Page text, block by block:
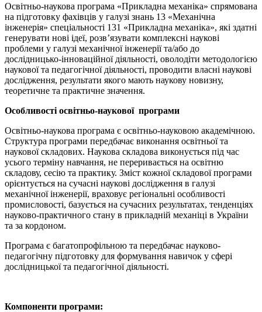
Освітньо-наукова програма «Прикладна механіка» спрямована
на підготовку фахівців у галузі знань 13 «Механічна
інженерія» спеціальності 131 «Прикладна механіка», які здатні
генерувати нові ідеї, розв’язувати комплексні наукові
проблеми у галузі механічної інженерії та/або до
дослідницько-інноваційної діяльності, оволодіти методологією
наукової та педагогічної діяльності, проводити власні наукові
дослідження, результати якого мають наукову новизну,
теоретичне та практичне значення.
Особливості освітньо-наукової програми
Освітньо-наукова програма є освітньо-науковою академічною.
Структура програми передбачає виконання освітньої та
наукової складових. Наукова складова виконується під час
усього терміну навчання, не переривається на освітню
складову, сесію та практику. Зміст кожної складової програми
орієнтується на сучасні наукові дослідження в галузі
механічної інженерії, враховує регіональні особливості
промисловості, базується на сучасних результатах, тенденціях
науково-практичного стану в прикладній механіці в України
та за кордоном.
Програма є багатопрофільною та передбачає науково-
педагогічну підготовку для формування навичок у сфері
дослідницької та педагогічної діяльності.
Компоненти програми: